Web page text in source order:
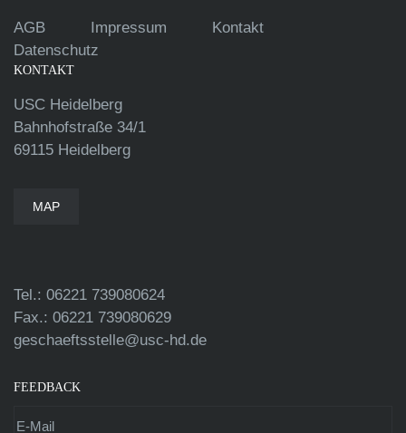
AGB Impressum
Kontakt
Datenschutz
KONTAKT
USC Heidelberg
Bahnhofstraße 34/1
69115 Heidelberg
MAP
Tel.: 06221 739080624
Fax.: 06221 739080629
geschaeftsstelle@usc-hd.de
FEEDBACK